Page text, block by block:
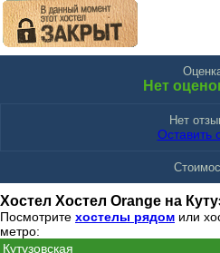
Нет
Нет
Оставить
Хостел Хостел Orange на
Посмотрите хостелы рядом или
метро:
Кутузовская